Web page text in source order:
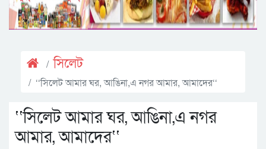
সিলেট
‘‘সিলেট আমার ঘর, আঙিনা,এ নগর আমার, আমাদের‘‘
‘‘সিলেট আমার ঘর, আঙিনা,এ নগর
আমার, আমাদের‘‘